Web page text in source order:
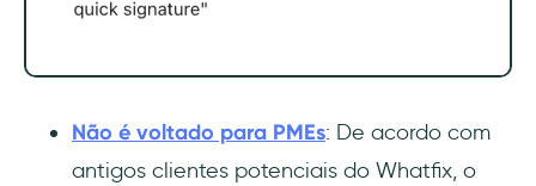
Não é voltado para PMEs: De acordo com
antigos clientes potenciais do Whatfix, o